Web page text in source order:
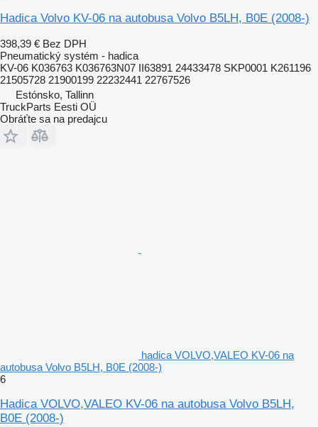
Hadica Volvo KV-06 na autobusa Volvo B5LH, B0E (2008-)
398,39 € Bez DPH
Pneumatický systém - hadica
KV-06 K036763 K036763N07 II63891 24433478 SKP0001 K261196
21505728 21900199 22232441 22767526
Estónsko, Tallinn
TruckParts Eesti OÜ
Obráťte sa na predajcu
hadica VOLVO,VALEO KV-06 na
autobusa Volvo B5LH, B0E (2008-)
6
Hadica VOLVO,VALEO KV-06 na autobusa Volvo B5LH,
B0E (2008-)